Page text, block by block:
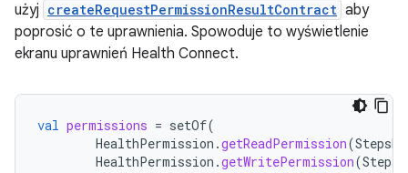
użyj createRequestPermissionResultContract aby
poprosić o te uprawnienia. Spowoduje to wyświetlenie
ekranu uprawnień Health Connect.
val permissions = setOf(
HealthPermission .getReadPermission(
HealthPermission .getWritePermission(